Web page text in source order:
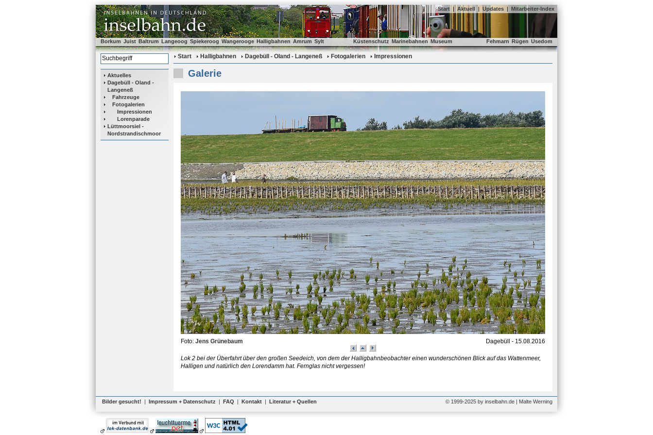
Start | Aktuell | Updates | Mitarbeiter-Index
Borkum Juist Baltrum Langeoog Spiekeroog Wangerooge Halligbahnen Amrum Sylt Küstenschutz Marinebahnen Museum Fehmarn Rügen Usedom
Aktuelles
Dagebüll - Oland -
Langeneß
Fahrzeuge
Fotogalerien
Impressionen
Lorenparade
Lüttmoorsiel -
Nordstrandischmoor
Start Halligbahnen Dagebüll - Oland - Langeneß Fotogalerien Impressionen
Galerie
Foto: Jens Grünebaum Dagebüll - 15.08.2016
Lok 2 bei der Überfahrt über den großen Seedeich, von dem der Halligbahnbeobachter einen wunderschönen Blick auf das Wattenmeer,
Halligen und natürlich den Lorendamm hat. Fernglas nicht vergessen!
Bilder gesucht! | Impressum + Datenschutz | FAQ | Kontakt | Literatur + Quellen © 1999-2025 by inselbahn.de | Malte Werning